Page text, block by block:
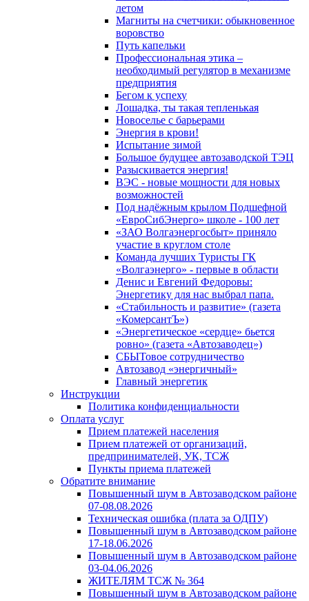
летом
Магниты на счетчики: обыкновенное
воровство
Путь капельки
Профессиональная этика –
необходимый регулятор в механизме
предприятия
Бегом к успеху
Лошадка, ты такая тепленькая
Новоселье с барьерами
Энергия в крови!
Испытание зимой
Большое будущее автозаводской ТЭЦ
Разыскивается энергия!
ВЭС - новые мощности для новых
возможностей
Под надёжным крылом Подшефной
«ЕвроСибЭнерго» школе - 100 лет
«ЗАО Волгаэнергосбыт» приняло
участие в круглом столе
Команда лучших Туристы ГК
«Волгаэнерго» - первые в области
Денис и Евгений Федоровы:
Энергетику для нас выбрал папа.
«Стабильность и развитие» (газета
«КомерсантЪ»)
«Энергетическое «сердце» бьется
ровно» (газета «Автозаводец»)
СБЫТовое сотрудничество
Автозавод «энергичный»
Главный энергетик
Инструкции
Политика конфиденциальности
Оплата услуг
Прием платежей населения
Прием платежей от организаций,
предпринимателей, УК, ТСЖ
Пункты приема платежей
Обратите внимание
Повышенный шум в Автозаводском районе
07-08.08.2026
Техническая ошибка (плата за ОДПУ)
Повышенный шум в Автозаводском районе
17-18.06.2026
Повышенный шум в Автозаводском районе
03-04.06.2026
ЖИТЕЛЯМ ТСЖ № 364
Повышенный шум в Автозаводском районе